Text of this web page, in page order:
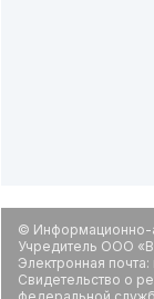
© Информационно-
Учредитель ООО
Электронная
Свидетельство о